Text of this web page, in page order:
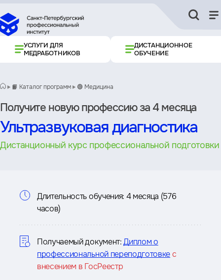
УСЛУГИ ДЛЯ
МЕДРАБОТНИКОВ
ДИСТАНЦИОННОЕ
ОБУЧЕНИЕ
📙 Каталог программ 🟢 Медицина
Получите новую профессию за 4 месяца
Ультразвуковая диагностика
Дистанционный курс профессиональной подготовки
Информация
курсе
Длительность обучения: 4 месяца (576
часов)
Получаемый документ: Диплом о
профессиональной переподготовкес
внесением в ГосРеестр